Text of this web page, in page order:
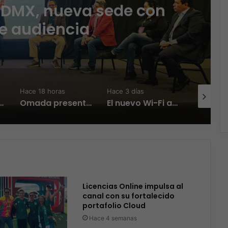
nueva sede con
audiencia
Manager para México
Hace 18 horas
Omada presenta los nuevos Fusion Gateways que simplifican la implementación, reducen costos y aumentan la eficiencia operativa
Hace 3 días
El nuevo Wi-Fi ahora piensa, la IA transforma la conexión del día a día
Licencias Online impulsa al
canal con su fortalecido
portafolio Cloud
Hace 4 semanas